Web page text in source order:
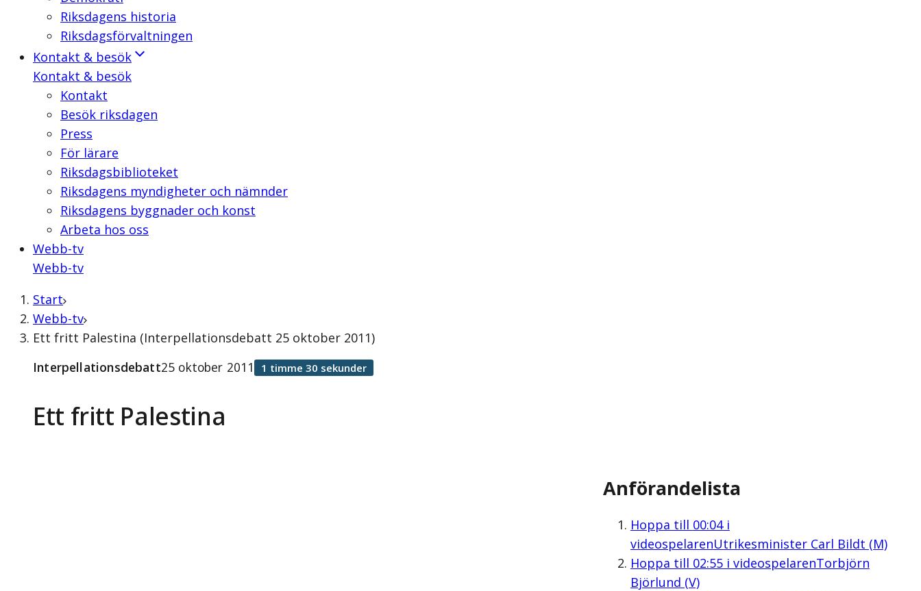
Riksdagens historia
Riksdagsförvaltningen
Kontakt & besök
Kontakt & besök
Kontakt
Besök riksdagen
Press
För lärare
Riksdagsbiblioteket
Riksdagens myndigheter och nämnder
Riksdagens byggnader och konst
Arbeta hos oss
Webb-tv
Webb-tv
Start
Webb-tv
Ett fritt Palestina (Interpellationsdebatt 25 oktober 2011)
Ett fritt Palestina
Interpellationsdebatt25 oktober 2011 1 timme 30 sekunder
Anförandelista
Hoppa till 00:04i
videospelarenUtrikesminister Carl Bildt (M)
Hoppa till 02:55i videospelarenTorbjörn
Björlund (V)